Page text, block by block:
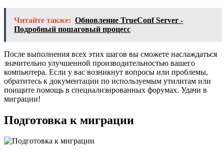
Читайте также: Обновление TrueConf Server -
Подробный пошаговый процесс
После выполнения всех этих шагов вы сможете наслаждаться
значительно улучшенной производительностью вашего
компьютера. Если у вас возникнут вопросы или проблемы,
обратитесь к документации по используемым утилитам или
поищите помощь в специализированных форумах. Удачи в
миграции!
Подготовка к миграции